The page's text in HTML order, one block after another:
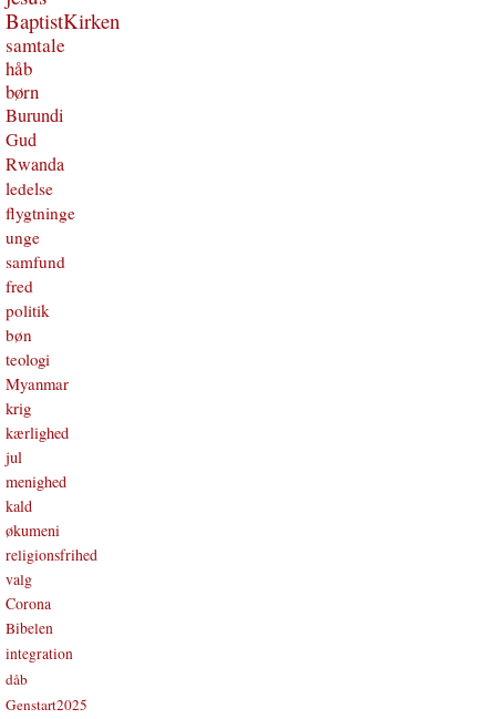
BaptistKirken
samtale
håb
børn
Burundi
Gud
Rwanda
ledelse
flygtninge
unge
samfund
fred
politik
bøn
teologi
Myanmar
krig
kærlighed
jul
menighed
kald
økumeni
religionsfrihed
valg
Corona
Bibelen
integration
dåb
Genstart2025